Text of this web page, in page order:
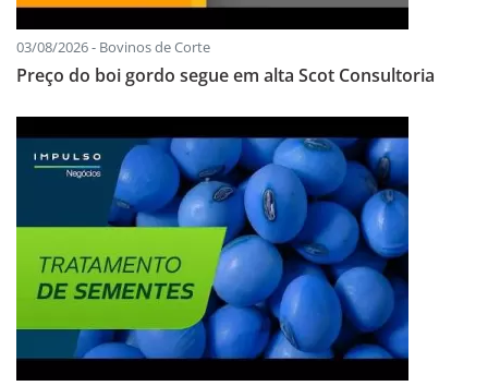
03/08/2026 - Bovinos de Corte
Preço do boi gordo segue em alta Scot Consultoria